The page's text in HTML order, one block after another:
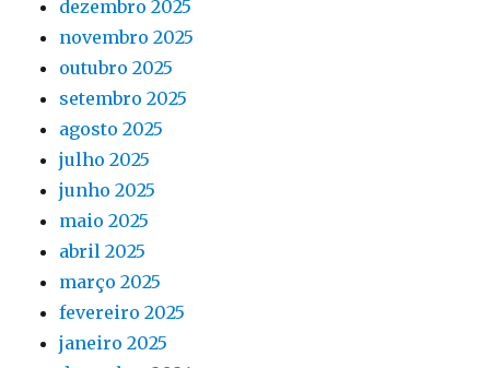
dezembro 2025
novembro 2025
outubro 2025
setembro 2025
agosto 2025
julho 2025
junho 2025
maio 2025
abril 2025
março 2025
fevereiro 2025
janeiro 2025